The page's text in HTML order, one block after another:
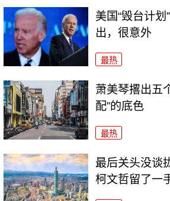
美国“毁台计
出，很意外
最热
萧美琴撂出五
配”的底色
最热
最后关头没谈
柯文哲留了一